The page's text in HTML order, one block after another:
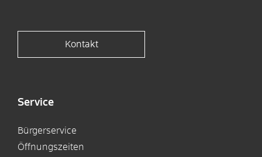
Kontakt
Service
Bürgerservice
Öffnungszeiten